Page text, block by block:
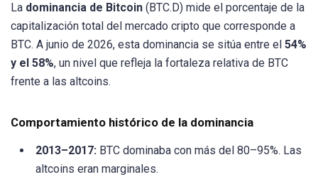
La dominancia de Bitcoin (BTC.D) mide el porcentaje de la
capitalización total del mercado cripto que corresponde a
BTC. A junio de 2026, esta dominancia se sitúa entre el 54%
y el 58%, un nivel que refleja la fortaleza relativa de BTC
frente a las altcoins.
Comportamiento histórico de la dominancia
2013–2017: BTC dominaba con más del 80–95%. Las
altcoins eran marginales.